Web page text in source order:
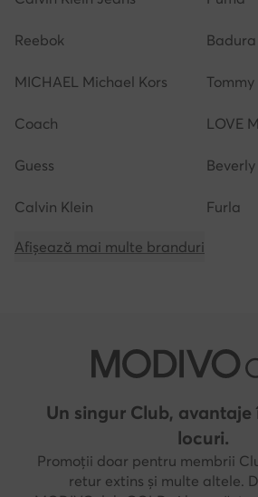
Reebok Badura
MICHAEL Michael Kors
Coach LOVE
Guess
Calvin Klein Furla
Afișează mai multe branduri
Un singur Club,
locuri.
Promoții doar pentru membrii
retur extins și multe altele.